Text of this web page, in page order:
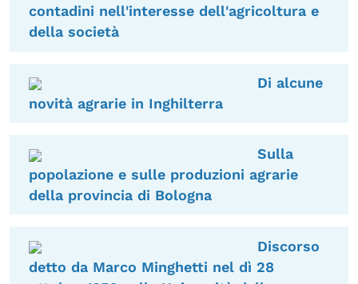
contadini nell'interesse dell'agricoltura e
della società
Di alcune
novità agrarie in Inghilterra
Sulla
popolazione e sulle produzioni agrarie
della provincia di Bologna
Discorso
detto da Marco Minghetti nel dì 28